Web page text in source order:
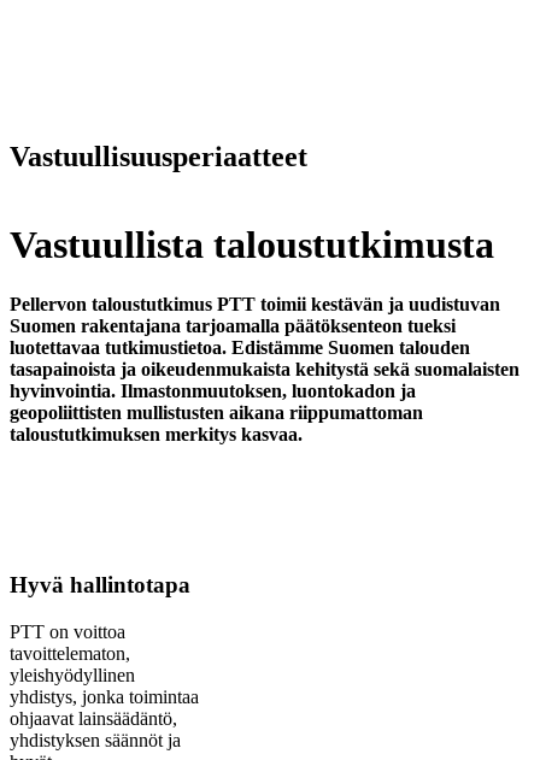
Vastuullisuusperiaatteet
Vastuullista taloustutkimusta
Pellervon taloustutkimus PTT toimii kestävän ja uudistuvan
Suomen rakentajana tarjoamalla päätöksenteon tueksi
luotettavaa tutkimustietoa. Edistämme Suomen talouden
tasapainoista ja oikeudenmukaista kehitystä sekä suomalaisten
hyvinvointia. Ilmastonmuutoksen, luontokadon ja
geopoliittisten mullistusten aikana riippumattoman
taloustutkimuksen merkitys kasvaa.
Hyvä hallintotapa
PTT on voittoa
tavoittelematon,
yleishyödyllinen
yhdistys, jonka toimintaa
ohjaavat lainsäädäntö,
yhdistyksen säännöt ja